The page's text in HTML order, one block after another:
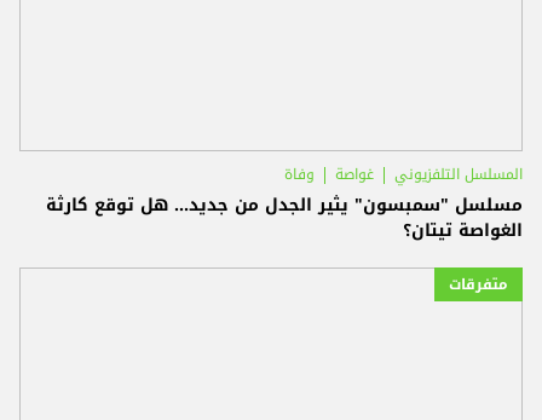
المسلسل التلفزيوني غواصة وفاة
مسلسل "سمبسون" يثير الجدل من جديد... هل توقع كارثة
الغواصة تيتان؟
متفرقات